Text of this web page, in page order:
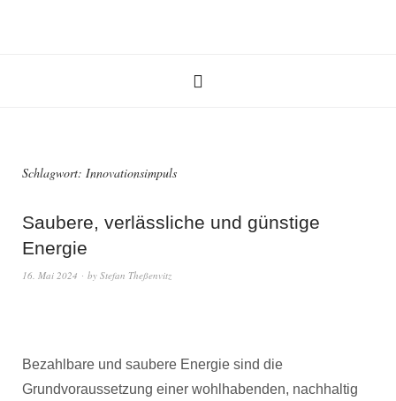
Schlagwort: Innovationsimpuls
Saubere, verlässliche und günstige
Energie
16. Mai 2024 by Stefan Theßenvitz
Bezahlbare und saubere Energie sind die
Grundvoraussetzung einer wohlhabenden, nachhaltig